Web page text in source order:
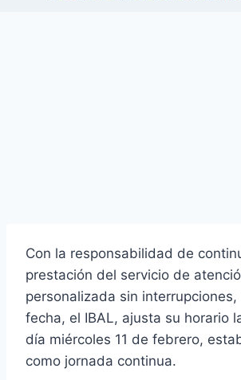
Con la responsabilidad de
prestación del servicio de
personalizada sin interrupciones,
fecha, el IBAL, ajusta su horario
día miércoles 11 de febrero,
como jornada continua.